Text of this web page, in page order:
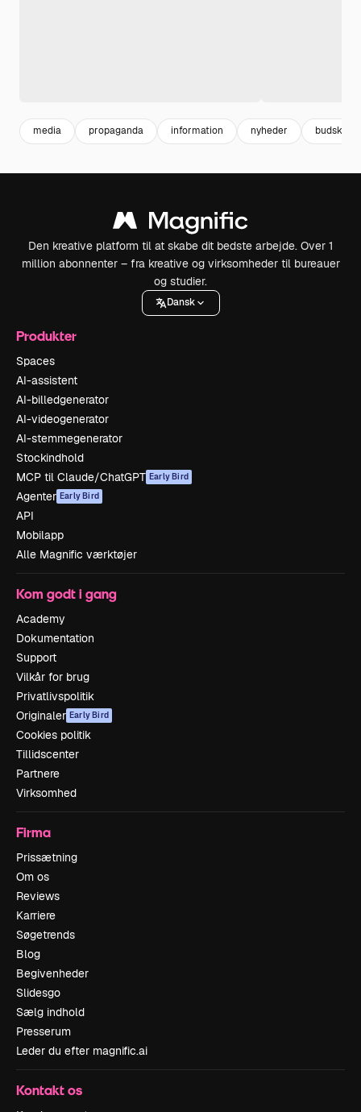
media propaganda information nyheder budskab
Den kreative platform til at skabe dit bedste arbejde. Over 1
million abonnenter – fra kreative og virksomheder til bureauer
og studier.
Dansk
Produkter
Spaces
AI-assistent
AI-billedgenerator
AI-videogenerator
AI-stemmegenerator
Stockindhold
MCP til Claude/ChatGPT Early Bird
Agenter Early Bird
API
Mobilapp
Alle Magnific værktøjer
Kom godt i gang
Academy
Dokumentation
Support
Vilkår for brug
Privatlivspolitik
Originaler Early Bird
Cookies politik
Tillidscenter
Partnere
Virksomhed
Firma
Prissætning
Om os
Reviews
Karriere
Søgetrends
Blog
Begivenheder
Slidesgo
Sælg indhold
Presserum
Leder du efter magnific.ai
Kontakt os